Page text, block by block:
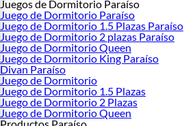
Juegos de Dormitorio Paraíso
Juego de Dormitorio Paraíso
Juego de Dormitorio 1.5 Plazas Paraíso
Juego de Dormitorio 2 plazas Paraíso
Juego de Dormitorio Queen
Juego de Dormitorio King Paraíso
Divan Paraíso
Juego de Dormitorio
Juego de Dormitorio 1.5 Plazas
Juego de Dormitorio 2 Plazas
Juego de Dormitorio Queen